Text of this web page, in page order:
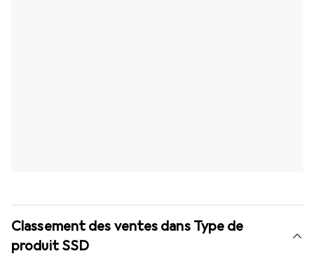
Classement des ventes dans Type de
produit SSD